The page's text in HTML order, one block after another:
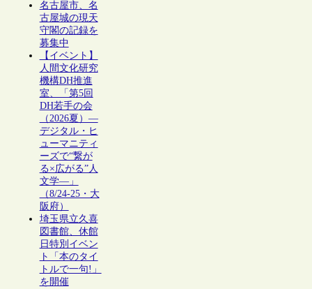
名古屋市、名
古屋城の現天
守閣の記録を
募集中
【イベント】
人間文化研究
機構DH推進
室、「第5回
DH若手の会
（2026夏）―
デジタル・ヒ
ューマニティ
ーズで“繋が
る×広がる”人
文学―」
（8/24-25・大
阪府）
埼玉県立久喜
図書館、休館
日特別イベン
ト「本のタイ
トルで一句!」
を開催